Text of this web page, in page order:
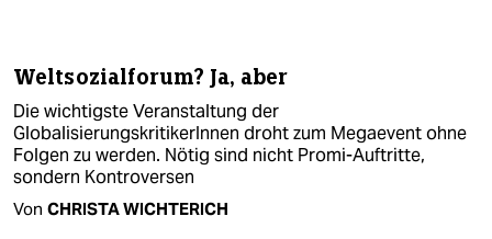
Weltsozialforum? Ja, aber
Die wichtigste Veranstaltung der
GlobalisierungskritikerInnen droht zum Megaevent ohne
Folgen zu werden. Nötig sind nicht Promi-Auftritte,
sondern Kontroversen
Von CHRISTA WICHTERICH